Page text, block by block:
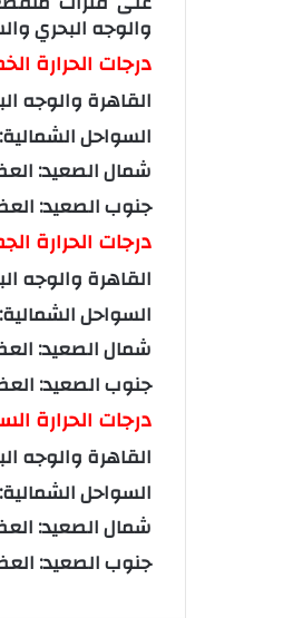
والوجه البحري
درجات الحرارة
القاهرة والوجه البحري:
السواحل الشمالية: العظمى 24
شمال الصعيد: العظمى 26 والصغرى 12
جنوب الصعيد: العظمى 30 والصغرى 17
درجات الحرارة الجمعة 5
القاهرة والوجه البحري:
السواحل الشمالية: العظمى 22
شمال الصعيد: العظمى 27 والصغرى 12
جنوب الصعيد: العظمى 30 والصغرى 17
درجات الحرارة السبت 6
القاهرة والوجه البحري:
السواحل الشمالية: العظمى 20
شمال الصعيد: العظمى 23 والصغرى 08
جنوب الصعيد: العظمى 30 والصغرى 15